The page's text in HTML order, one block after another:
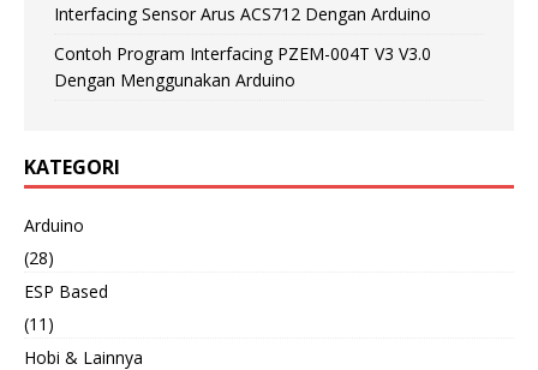
Interfacing Sensor Arus ACS712 Dengan Arduino
Contoh Program Interfacing PZEM-004T V3 V3.0
Dengan Menggunakan Arduino
KATEGORI
Arduino
(28)
ESP Based
(11)
Hobi & Lainnya